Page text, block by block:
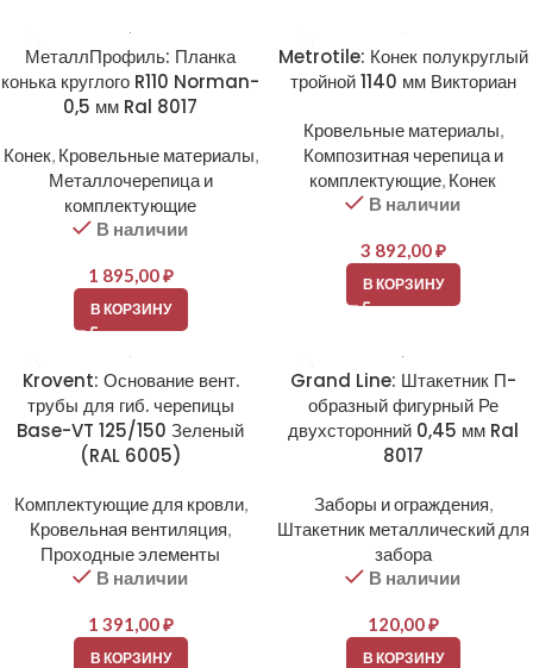
МеталлПрофиль: Планка
конька круглого R110 Norman-
0,5 мм Ral 8017
Конек, Кровельные материалы
Металлочерепица и
комплектующие
В наличии
1 895,00₽
В КОРЗИНУ
Metrotile: Конек полукруглый
тройной 1140 мм Викториан
Кровельные материалы
Композитная черепица и
комплектующие Конек
В наличии
3 892,00₽
В КОРЗИНУ
Krovent: Основание вент.
трубы для гиб. черепицы
Base-VT 125/150 Зеленый
(RAL 6005)
Комплектующие для кровли,
Кровельная вентиляция
Проходные элементы
В наличии
1 391,00₽
В КОРЗИНУ
Grand Line: Штакетник П-
образный фигурный Ре
двухсторонний 0,45 мм Ral
8017
Заборы и ограждения
Штакетник металлический для
забора
В наличии
120,00₽
В КОРЗИНУ